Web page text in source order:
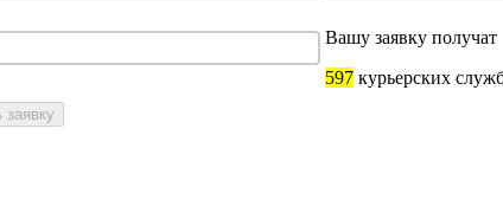
Вашу заявку получат
597 курьерских